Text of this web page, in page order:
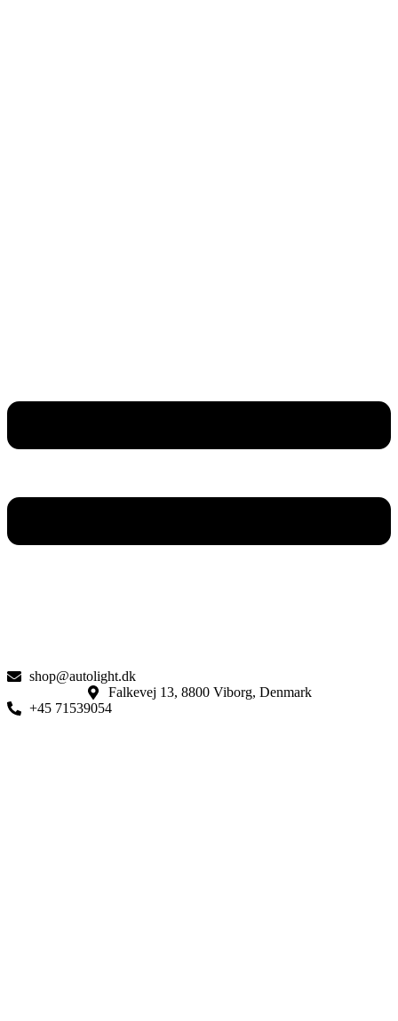
shop@autolight.dk
Falkevej 13, 8800 Viborg, Denmark
+45 71539054